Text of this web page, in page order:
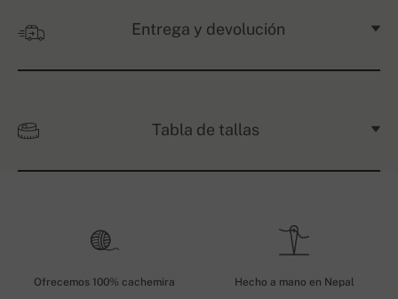
Entrega y devolución
Tabla de tallas
Ofrecemos 100% cachemira Hecho a mano en Nepal